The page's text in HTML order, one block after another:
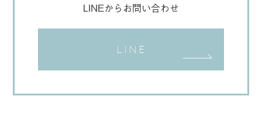
LINEからお問い合わせ
LINE